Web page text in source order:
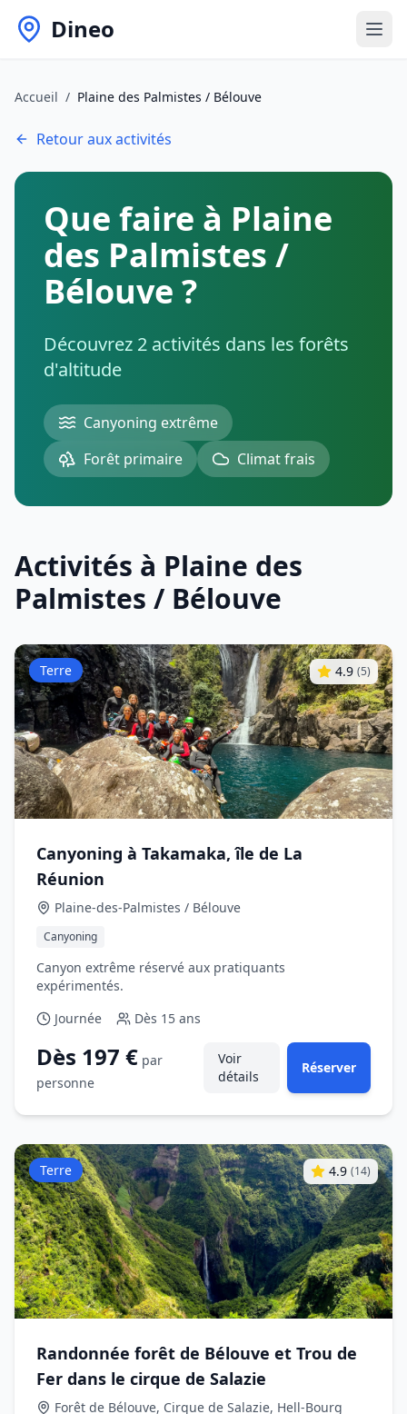
Dineo
Accueil / Plaine des Palmistes / Bélouve
Retour aux activités
Que faire à Plaine
des Palmistes /
Bélouve ?
Découvrez 2 activités dans les forêts
d'altitude
Canyoning extrême
Forêt primaire
Climat frais
Activités à Plaine des
Palmistes / Bélouve
Terre 4.9 (5)
Canyoning à Takamaka, île de La
Réunion
Plaine-des-Palmistes / Bélouve
Canyoning
Canyon extrême réservé aux pratiquants
expérimentés.
Journée
Dès 15 ans
Dès 197 € par
personne
Voir
détails
Réserver
Terre 4.9 (14)
Randonnée forêt de Bélouve et Trou de
Fer dans le cirque de Salazie
Forêt de Bélouve, Cirque de Salazie, Hell-Bourg